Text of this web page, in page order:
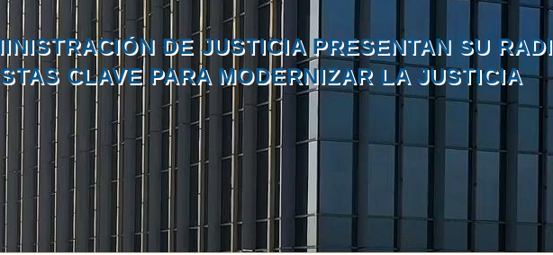
DE JUSTICIA PRESENTAN SU
CLAVE PARA MODERNIZAR LA JUSTICIA